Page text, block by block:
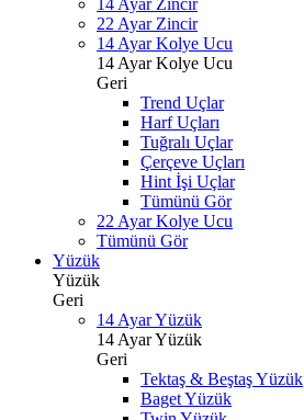
14 Ayar Zincir
22 Ayar Zincir
14 Ayar Kolye Ucu
14 Ayar Kolye Ucu
Geri
Trend Uçlar
Harf Uçları
Tuğralı Uçlar
Çerçeve Uçları
Hint İşi Uçlar
Tümünü Gör
22 Ayar Kolye Ucu
Tümünü Gör
Yüzük
Yüzük
Geri
14 Ayar Yüzük
14 Ayar Yüzük
Geri
Tektaş & Beştaş Yüzük
Baget Yüzük